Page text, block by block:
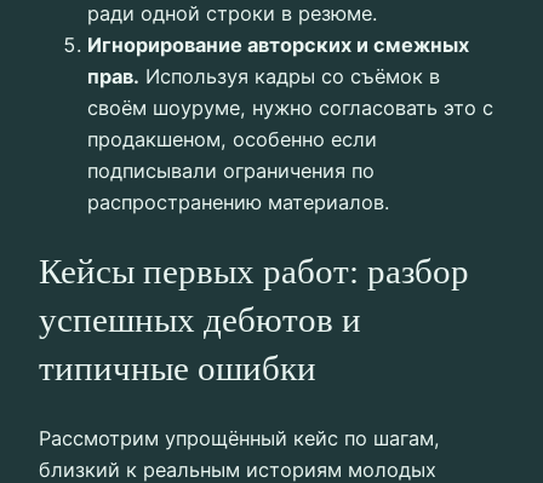
ради одной строки в резюме.
Игнорирование авторских и смежных
прав. Используя кадры со съёмок в
своём шоуруме, нужно согласовать это с
продакшеном, особенно если
подписывали ограничения по
распространению материалов.
Кейсы первых работ: разбор
успешных дебютов и
типичные ошибки
Рассмотрим упрощённый кейс по шагам,
близкий к реальным историям молодых